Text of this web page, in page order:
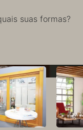
suas formas?